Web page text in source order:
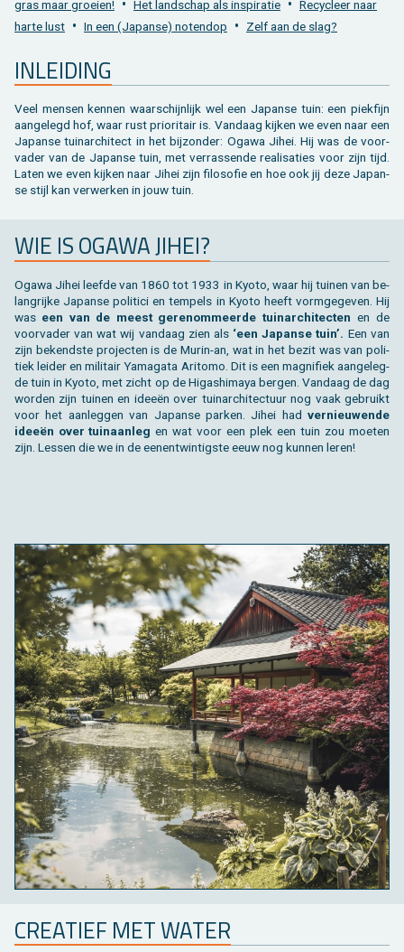
gras maar groei­en!
• Het land­schap als in­spi­ra­tie • Re­cy­cleer naar
harte lust • In een (Ja­pan­se) no­ten­dop • Zelf aan de slag?
IN­LEI­DING
Veel men­sen ken­nen waar­schijn­lijk wel een Ja­pan­se tuin: een piek­fijn
aan­ge­legd hof, waar rust pri­o­ri­tair is. Van­daag kij­ken we even naar een
Ja­pan­se tuin­ar­chi­tect in het bij­zon­der: Ogawa Jihei. Hij was de voor­
va­der van de Ja­pan­se tuin, met ver­ras­sen­de re­a­li­sa­ties voor zijn tijd.
Laten we even kij­ken naar Jihei zijn fi­lo­so­fie en hoe ook jij deze Ja­pan­
se stijl kan ver­wer­ken in jouw tuin.
WIE IS OGAWA JIHEI?
Ogawa Jihei leef­de van 1860 tot 1933 in Kyoto, waar hij tui­nen van be­
lang­rij­ke Ja­pan­se po­li­ti­ci en tem­pels in Kyoto heeft vorm­ge­ge­ven. Hij
was een van de meest ge­re­nom­meer­de tuin­ar­chi­tec­ten en de
voor­va­der van wat wij van­daag zien als ‘een Ja­pan­se tuin’. Een van
zijn be­kend­ste pro­jec­ten is de Murin-an, wat in het bezit was van po­li­
tiek lei­der en mi­li­tair Ya­ma­ga­ta Ari­to­mo. Dit is een mag­ni­fiek aan­ge­leg­
de tuin in Kyoto, met zicht op de Hi­gas­hi­maya ber­gen. Van­daag de dag
wor­den zijn tui­nen en ideeën over tuin­ar­chi­tec­tuur nog vaak ge­bruikt
voor het aan­leg­gen van Ja­pan­se par­ken. Jihei had ver­nieu­wen­de
ideeën over tuin­aan­leg en wat voor een plek een tuin zou moe­ten
zijn. Les­sen die we in de een­en­twin­tig­ste eeuw nog kun­nen leren!
CRE­A­TIEF MET WATER
Toebehoren tegels / bestrating
Vierkante palen
Bekijk alles van tuinafsluiting
Bekijk alles van bijgebouw
Toebehoren
Speeltuigen
Varia
Bekijk alles van tuininrichting